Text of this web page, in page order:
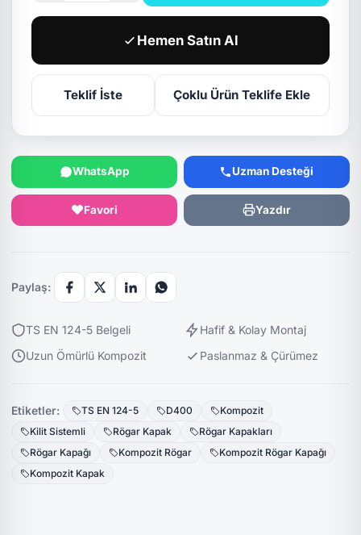
Hemen Satın Al
Teklif İste Çoklu Ürün Teklife Ekle
WhatsApp Uzman Desteği
Favori Yazdır
Paylaş:
TS EN 124-5 Belgeli
Hafif & Kolay Montaj
Uzun Ömürlü Kompozit
Paslanmaz & Çürümez
Etiketler: TS EN 124-5 D400
Kompozit
Kilit Sistemli
Rögar Kapak
Rögar Kapakları
Rögar Kapağı
Kompozit Rögar
Kompozit Rögar Kapağı
Kompozit Kapak